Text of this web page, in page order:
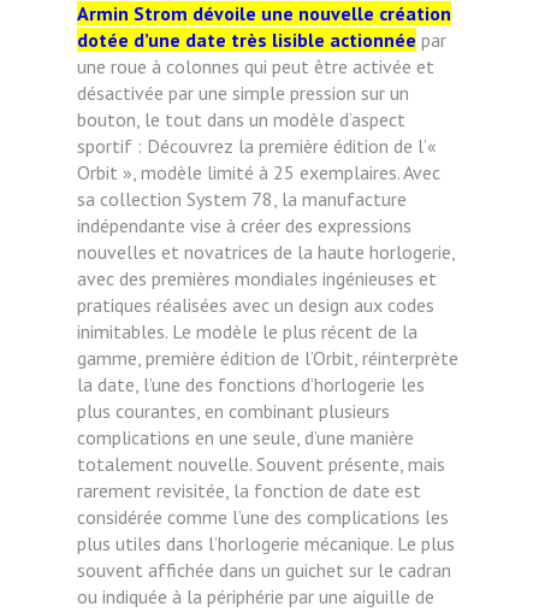
Armin Strom dévoile une nouvelle création
dotée d’une date très lisible actionnée par
une roue à colonnes qui peut être activée et
désactivée par une simple pression sur un
bouton, le tout dans un modèle d’aspect
sportif : Découvrez la première édition de l’«
Orbit », modèle limité à 25 exemplaires. Avec
sa collection System 78, la manufacture
indépendante vise à créer des expressions
nouvelles et novatrices de la haute horlogerie,
avec des premières mondiales ingénieuses et
pratiques réalisées avec un design aux codes
inimitables. Le modèle le plus récent de la
gamme, première édition de l’Orbit, réinterprète
la date, l’une des fonctions d’horlogerie les
plus courantes, en combinant plusieurs
complications en une seule, d’une manière
totalement nouvelle. Souvent présente, mais
rarement revisitée, la fonction de date est
considérée comme l’une des complications les
plus utiles dans l’horlogerie mécanique. Le plus
souvent affichée dans un guichet sur le cadran
ou indiquée à la périphérie par une aiguille de